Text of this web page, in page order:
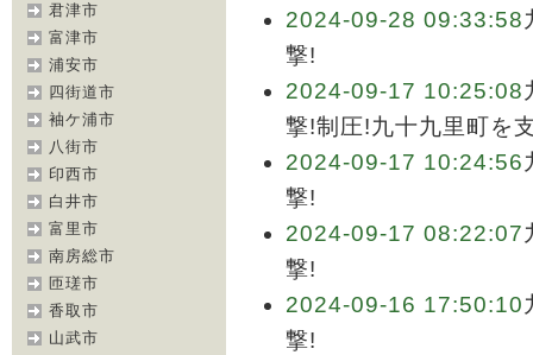
君津市
富津市
浦安市
四街道市
袖ケ浦市
八街市
印西市
白井市
富里市
南房総市
匝瑳市
香取市
山武市
2024-09-28 09:33:58
撃!
2024-09-17 10:25:08
撃!制圧!九十九里町を
2024-09-17 10:24:56
撃!
2024-09-17 08:22:07
撃!
2024-09-16 17:50:10
撃!